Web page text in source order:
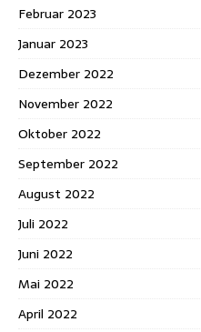
Februar 2023
Januar 2023
Dezember 2022
November 2022
Oktober 2022
September 2022
August 2022
Juli 2022
Juni 2022
Mai 2022
April 2022